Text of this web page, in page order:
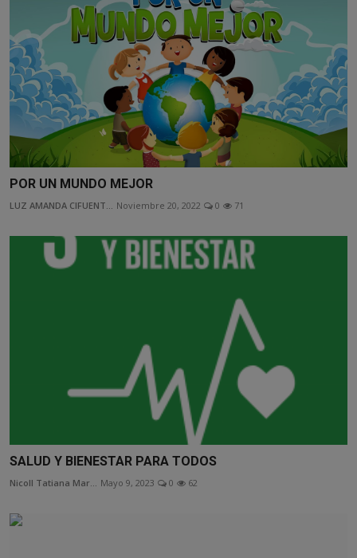
POR UN MUNDO MEJOR
LUZ AMANDA CIFUENT... Noviembre 20, 2022 0 71
SALUD Y BIENESTAR PARA TODOS
Nicoll Tatiana Mar... Mayo 9, 2023 0 62